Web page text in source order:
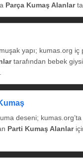
Parça Kumaş Alanlar
yapı; kumas.org iç
tarafından bebek
deseni;
Parti Kumaş Alanlar